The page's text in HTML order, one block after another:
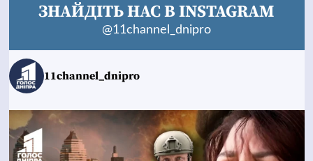
ЗНАЙДІТЬ НАС В INSTAGRAM
@11channel_dnipro
11channel_dnipro